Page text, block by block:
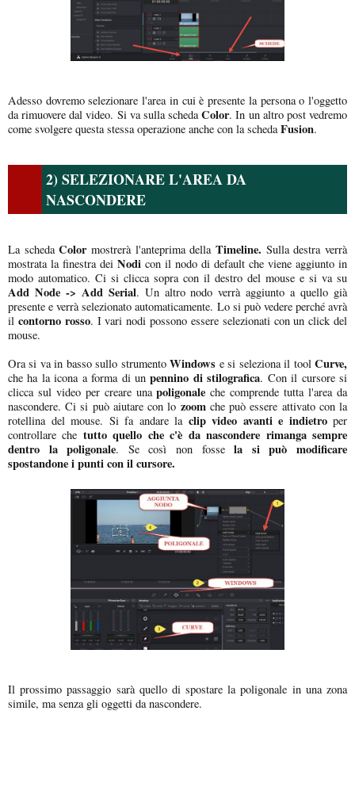
Adesso dovremo selezionare l'area in cui è presente la persona o l'oggetto
da rimuovere dal video. Si va sulla schedaColor. In un altro post vedremo
come svolgere questa stessa operazione anche con la scheda Fusion.
2) SELEZIONARE L'AREA DA
NASCONDERE
La schedaColormostrerà l'anteprima dellaTimeline. Sulla destra verrà
mostrata la finestra dei Nodi con il nodo di default che viene aggiunto in
modo automatico. Ci si clicca sopra con il destro del mouse e si va su
Add Node -> Add Serial. Un altro nodo verrà aggiunto a quello già
presente e verrà selezionato automaticamente. Lo si può vedere perché avrà
il contorno rosso. I vari nodi possono essere selezionati con un click del
mouse.
Ora si va in basso sullo strumentoWindows e si seleziona il toolCurve,
che ha la icona a forma di unpennino di stilografica. Con il cursore si
clicca sul video per creare unapoligonale che comprende tutta l'area da
nascondere. Ci si può aiutare con lo zoomche può essere attivato con la
rotellina del mouse. Si fa andare la clip video avanti e indietroper
controllare che tutto quello che c'è da nascondere rimanga sempre
dentro la poligonale. Se così non fossela si può modificare
spostandone i punti con il cursore.
Il prossimo passaggio sarà quello di spostare la poligonale in una zona
simile, ma senza gli oggetti da nascondere.